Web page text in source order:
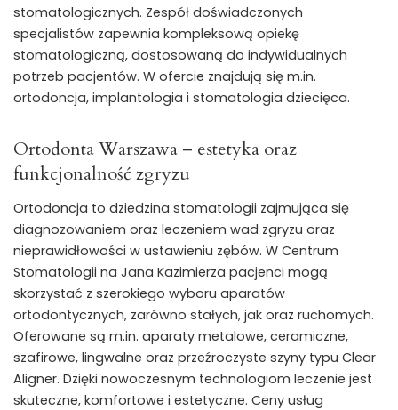
stomatologicznych. Zespół doświadczonych
specjalistów zapewnia kompleksową opiekę
stomatologiczną, dostosowaną do indywidualnych
potrzeb pacjentów. W ofercie znajdują się m.in.
ortodoncja, implantologia i stomatologia dziecięca.
Ortodonta Warszawa – estetyka oraz
funkcjonalność zgryzu
Ortodoncja to dziedzina stomatologii zajmująca się
diagnozowaniem oraz leczeniem wad zgryzu oraz
nieprawidłowości w ustawieniu zębów. W Centrum
Stomatologii na Jana Kazimierza pacjenci mogą
skorzystać z szerokiego wyboru aparatów
ortodontycznych, zarówno stałych, jak oraz ruchomych.
Oferowane są m.in. aparaty metalowe, ceramiczne,
szafirowe, lingwalne oraz przeźroczyste szyny typu Clear
Aligner. Dzięki nowoczesnym technologiom leczenie jest
skuteczne, komfortowe i estetyczne. Ceny usług